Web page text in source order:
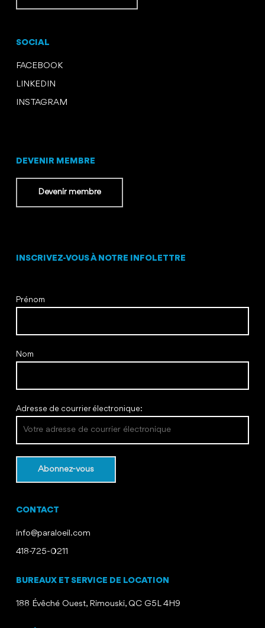
SOCIAL
FACEBOOK
LINKEDIN
INSTAGRAM
DEVENIR MEMBRE
Devenir membre
INSCRIVEZ-VOUS À NOTRE INFOLETTRE
Prénom
Nom
Adresse de courrier électronique:
CONTACT
info@paraloeil.com
418-725-0211
BUREAUX ET SERVICE DE LOCATION
188 Évêché Ouest, Rimouski, QC G5L 4H9